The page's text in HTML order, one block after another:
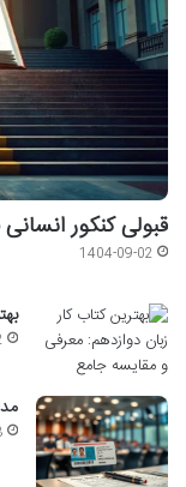
قبولی کنکور انسانی فرهنگیان: ۷ گام
1404-09-02